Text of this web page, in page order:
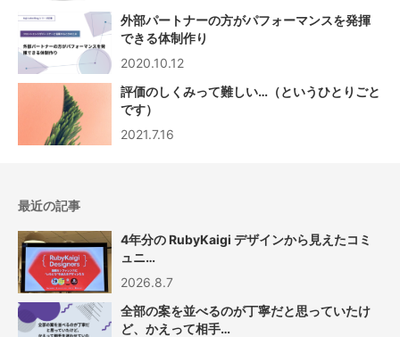
外部パートナーの方がパフォーマンスを発揮
できる体制作り
2020.10.12
評価のしくみって難しい…（というひとりごと
です）
2021.7.16
最近の記事
4年分の RubyKaigi デザインから見えたコミ
ュニ…
2026.8.7
全部の案を並べるのが丁寧だと思っていたけ
ど、かえって相手…